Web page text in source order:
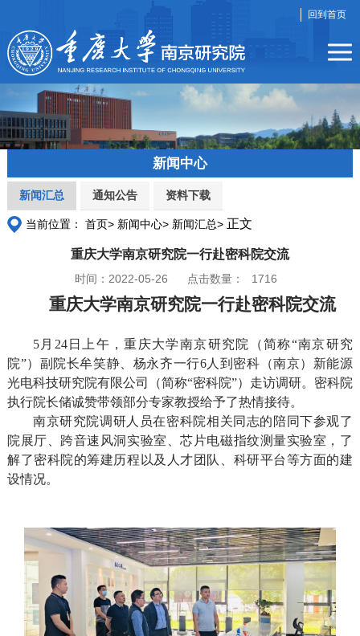
回到首页
新闻中心
新闻汇总 通知公告 资料下载
当前位置： 首页> 新闻中心> 新闻汇总>正文
重庆大学南京研究院一行赴密科院交流
时间：2022-05-26 点击数量： 1716
重庆大学南京研究院一行赴密科院交流
5月24日上午，重庆大学南京研究院（简称“南京研究
院”）副院长牟笑静、杨永齐一行6人到密科（南京）新能源
光电科技研究院有限公司（简称“密科院”）走访调研。密科院
执行院长储诚赞带领部分专家教授给予了热情接待。
南京研究院调研人员在密科院相关同志的陪同下参观了
院展厅、跨音速风洞实验室、芯片电磁指纹测量实验室，了
解了密科院的筹建历程以及人才团队、科研平台等方面的建
设情况。